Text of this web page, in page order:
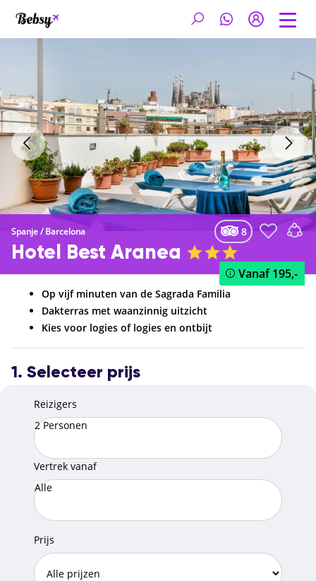
Spanje/Barcelona 8
Hotel Best Aranea
Vanaf195,-
Op vijf minuten van de Sagrada Familia
Dakterras met waanzinnig uitzicht
Kies voor logies of logies en ontbijt
1. Selecteer prijs
Reizigers
2 Personen
Vertrek vanaf
Alle
Prijs